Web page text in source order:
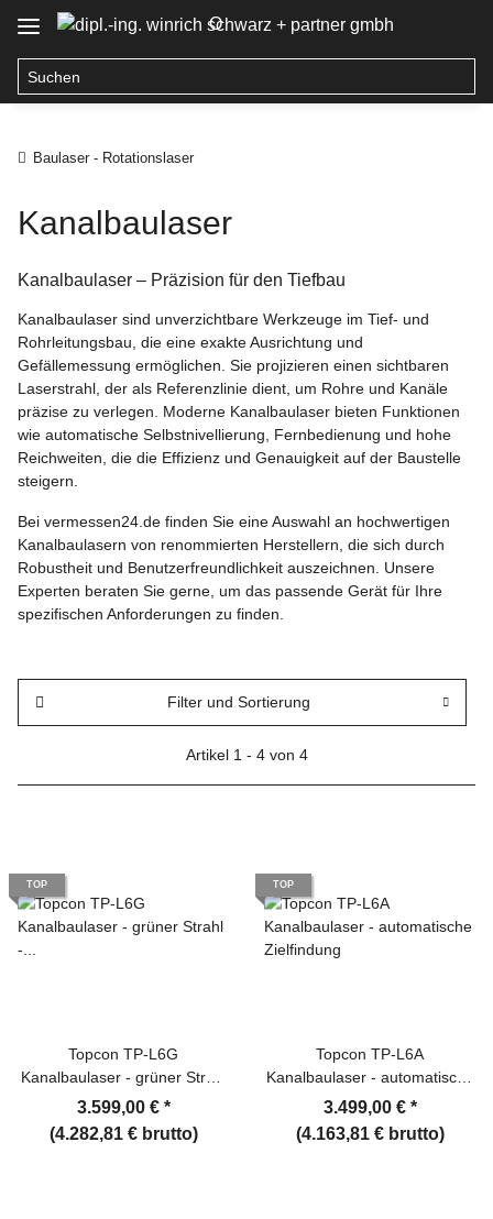
O
Baulaser - Rotationslaser
Kanalbaulaser
Kanalbaulaser – Präzision für den Tiefbau
Kanalbaulaser sind unverzichtbare Werkzeuge im Tief- und
Rohrleitungsbau, die eine exakte Ausrichtung und
Gefällemessung ermöglichen. Sie projizieren einen sichtbaren
Laserstrahl, der als Referenzlinie dient, um Rohre und Kanäle
präzise zu verlegen.
Moderne Kanalbaulaser bieten Funktionen
wie automatische Selbstnivellierung, Fernbedienung und hohe
Reichweiten, die die Effizienz und Genauigkeit auf der Baustelle
steigern.
Bei vermessen24.de finden Sie eine Auswahl an hochwertigen
Kanalbaulasern von renommierten Herstellern, die sich durch
Robustheit und Benutzerfreundlichkeit auszeichnen.
Unsere
Experten beraten Sie gerne, um das passende Gerät für Ihre
spezifischen Anforderungen zu finden.
Filter und Sortierung
Artikel 1 - 4 von 4
TOP
Topcon TP-L6G
Kanalbaulaser - grüner Strahl
- automatische Zielfindung
3.599,00 € *
(4.282,81 € brutto)
TOP
Topcon TP-L6A
Kanalbaulaser - automatische
Zielfindung
3.499,00 € *
(4.163,81 € brutto)